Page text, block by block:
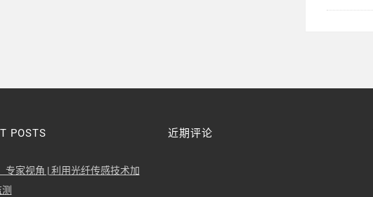
POSTS
专家视角 | 利用光纤传感技术加
近期评论